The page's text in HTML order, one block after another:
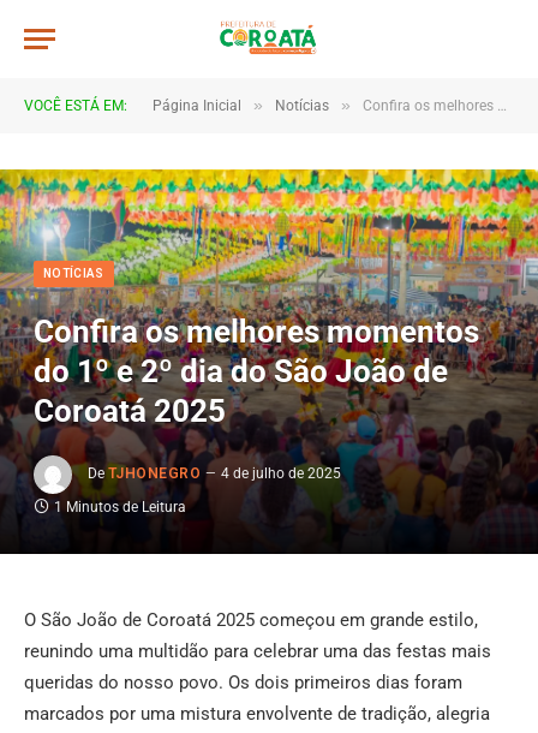
VOCÊ ESTÁ EM: Página Inicial » Notícias » Confira os melhores momentos do 1º e 2º dia do São João de Coroatá 2025
NOTÍCIAS
Confira os melhores momentos
do 1º e 2º dia do São João de
Coroatá 2025
De TJHONEGRO
4 de julho de 2025
1 Minutos de Leitura
O São João de Coroatá 2025 começou em grande estilo,
reunindo uma multidão para celebrar uma das festas mais
queridas do nosso povo. Os dois primeiros dias foram
marcados por uma mistura envolvente de tradição, alegria